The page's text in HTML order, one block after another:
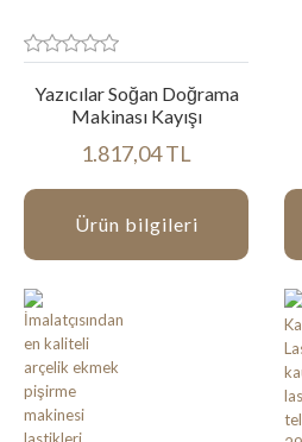
Yazıcılar Soğan Doğrama
Makinası Kayışı
1.817,04 TL
Ürün bilgileri